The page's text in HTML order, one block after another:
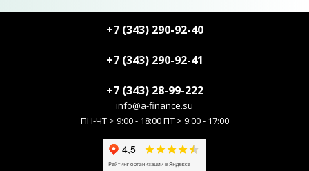
+7 (343) 290-92-40
+7 (343) 290-92-41
+7 (343) 28-99-222
info@a-finance.su
ПН-ЧТ > 9:00 - 18:00 ПТ > 9:00 - 17:00